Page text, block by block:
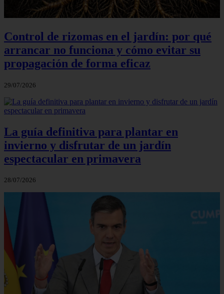
Control de rizomas en el jardín: por qué
arrancar no funciona y cómo evitar su
propagación de forma eficaz
29/07/2026
La guía definitiva para plantar en
invierno y disfrutar de un jardín
espectacular en primavera
28/07/2026